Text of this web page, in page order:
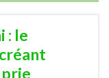
: le
prie